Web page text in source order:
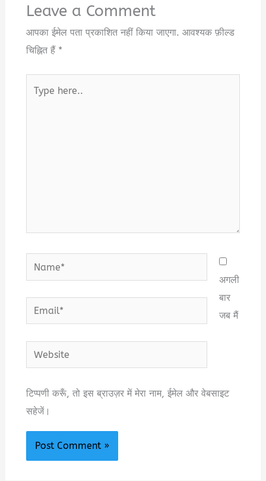
Leave a Comment
आपका ईमेल पता प्रकाशित नहीं किया जाएगा. आवश्यक फ़ील्ड
चिह्नित हैं *
here..
Name*
Email*
Website
अगली
बार
जब मैं
टिप्पणी करूँ, तो इस ब्राउज़र में मेरा नाम, ईमेल और वेबसाइट
सहेजें।